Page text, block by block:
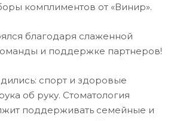
комплиментов от «Винир».
благодаря слаженной
и поддержке партнеров!
спорт и здоровые
об руку. Стоматология
поддерживать семейные и